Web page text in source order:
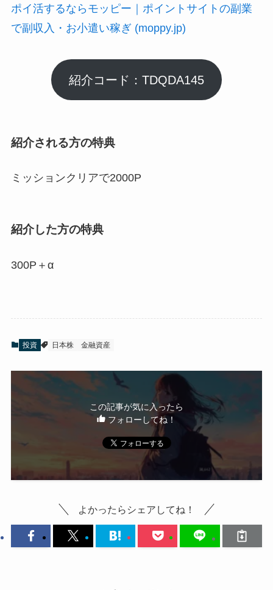
ポイ活するならモッピー｜ポイントサイトの副業
で副収入・お小遣い稼ぎ (moppy.jp)
紹介コード：TDQDA145
紹介される方の特典
ミッションクリアで2000P
紹介した方の特典
300P＋α
投資 日本株 金融資産
この記事が気に入ったら
フォローしてね！
よかったらシェアしてね！